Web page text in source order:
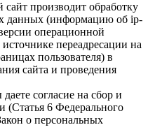
производит обработку
данных (информацию об ip-
операционной
переадресации на
пользователя) в
сайта и проведения
согласие на сбор и
(Статья 6 Федерального
о персональных